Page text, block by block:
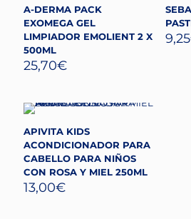
A-DERMA PACK
EXOMEGA GEL
LIMPIADOR EMOLIENT 2 X
500ML
25,70€
9,25
APIVITA KIDS
ACONDICIONADOR PARA
CABELLO PARA NIÑOS
CON ROSA Y MIEL 250ML
13,00€